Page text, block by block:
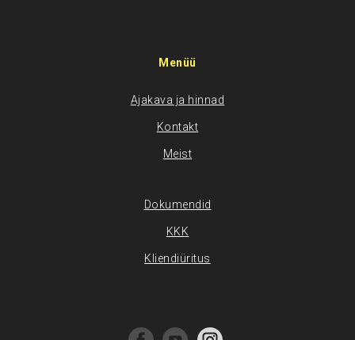
Menüü
Ajakava ja hinnad
Kontakt
Meist
Dokumendid
KKK
Kliendiüritus